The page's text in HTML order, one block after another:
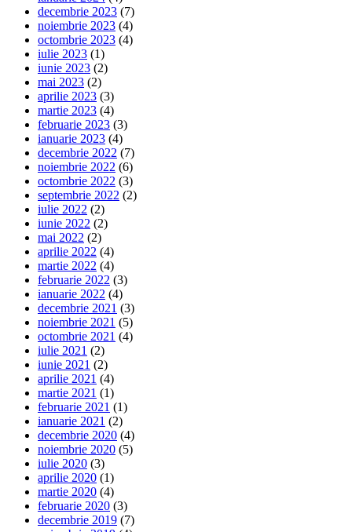
decembrie 2023 (7)
noiembrie 2023 (4)
octombrie 2023 (4)
iulie 2023 (1)
iunie 2023 (2)
mai 2023 (2)
aprilie 2023 (3)
martie 2023 (4)
februarie 2023 (3)
ianuarie 2023 (4)
decembrie 2022 (7)
noiembrie 2022 (6)
octombrie 2022 (3)
septembrie 2022 (2)
iulie 2022 (2)
iunie 2022 (2)
mai 2022 (2)
aprilie 2022 (4)
martie 2022 (4)
februarie 2022 (3)
ianuarie 2022 (4)
decembrie 2021 (3)
noiembrie 2021 (5)
octombrie 2021 (4)
iulie 2021 (2)
iunie 2021 (2)
aprilie 2021 (4)
martie 2021 (1)
februarie 2021 (1)
ianuarie 2021 (2)
decembrie 2020 (4)
noiembrie 2020 (5)
iulie 2020 (3)
aprilie 2020 (1)
martie 2020 (4)
februarie 2020 (3)
decembrie 2019 (7)